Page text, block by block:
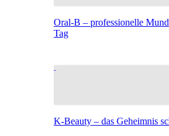
Oral-B – professionelle
Tag
K-Beauty – das Geheimnis